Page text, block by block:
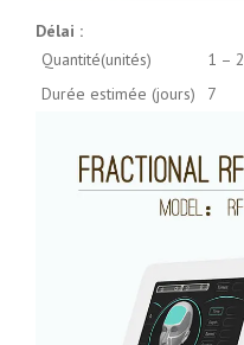
Délai :
Quantité(unités)
1 – 2
Durée estimée (jours)
7